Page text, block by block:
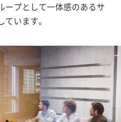
ープとして一体感のあるサ
います。